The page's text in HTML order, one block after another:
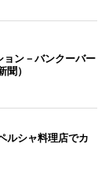
ン－バンクーバー
）
ルシャ料理店でカ